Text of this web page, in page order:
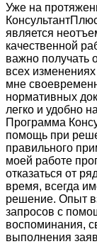
Уже на
является
качественной
важно
всех
мне
нормативных
легко и удобно
Программа
помощь при
правильного
моей работе
отказаться от
время, всегда
решение. Опыт
запросов с
воспоминания,
выполнения